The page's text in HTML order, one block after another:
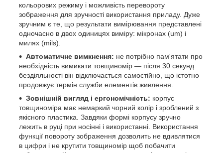
кольорових режиму і можливість перевороту
зображення для зручності використання приладу. Дуже
зручним є те, що результати вимірювання представлені
одночасно в двох одиницях виміру: мікронах (um) і
милях (mils).
Автоматичне вимкнення: не потрібно пам'ятати про
необхідність вимикати товщиномір — після 30 секунд
бездіяльності він відключається самостійно, що істотно
продовжує термін служби елементів живлення.
Зовнішній вигляд і ергономічність: корпус
товщиноміра має немаркий чорний колір і зроблений з
якісного пластика. Завдяки формі корпусу зручно
лежить в руці при носінні і використанні. Використання
функції повороту зображення дозволить не вдивлятися
в цифри і не крутити товщиномір щоб побачити